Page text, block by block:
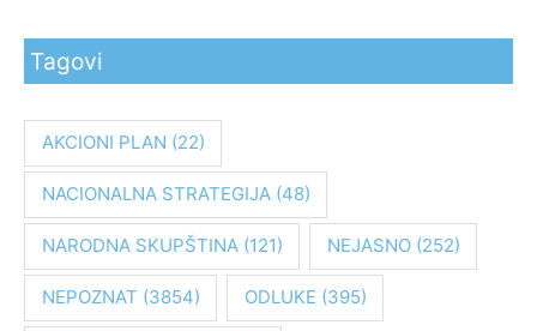
g
z
Tagovi
AKCIONI PLAN (22)
NACIONALNA STRATEGIJA(48)
NARODNA SKUPŠTINA(121) NEJASNO(252)
NEPOZNAT (3854) ODLUKE (395)